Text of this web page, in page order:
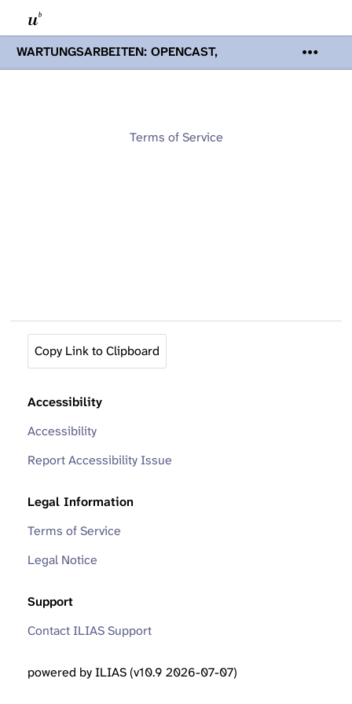
WARTUNGSARBEITEN: OPENCAST,
PODCASTS & TOBIRA
Mi 19. August
Opencast-Videos und Tobira nicht zur
Terms of Service
Copy Link to Clipboard
Accessibility
Accessibility
Report Accessibility Issue
Legal Information
Terms of Service
Legal Notice
Support
Contact ILIAS Support
powered by ILIAS (v10.9 2026-07-07)